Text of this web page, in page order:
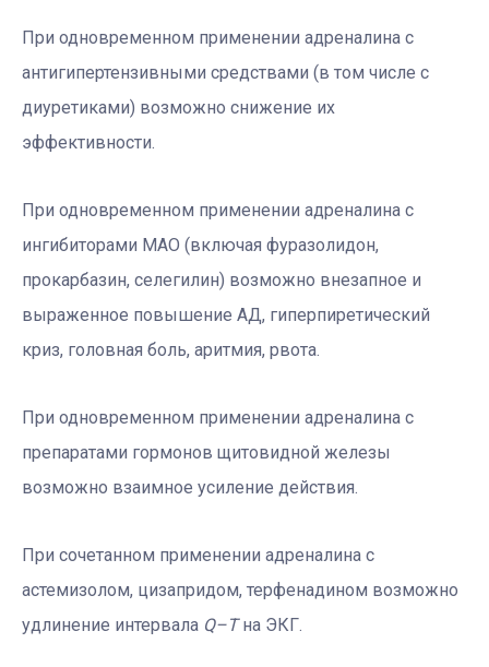
При одновременном применении адреналина с
антигипертензивными средствами (в том числе с
диуретиками) возможно снижение их
эффективности.
При одновременном применении адреналина с
ингибиторами МАО (включая фуразолидон,
прокарбазин, селегилин) возможно внезапное и
выраженное повышение АД, гиперпиретический
криз, головная боль, аритмия, рвота.
При одновременном применении адреналина с
препаратами гормонов щитовидной железы
возможно взаимное усиление действия.
При сочетанном применении адреналина с
астемизолом, цизапридом, терфенадином возможно
удлинение интервала Q–Tна ЭКГ.